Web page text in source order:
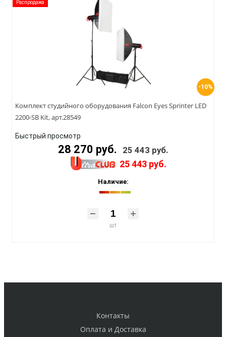
-10%
Распродажа
Комплект студийного оборудования Falcon Eyes Sprinter LED
2200-SB Kit, арт.28549
Быстрый просмотр
28 270 руб. 25 443 руб.
25 443 руб.
Наличие:
шт
Контакты
Оплата и Доставка